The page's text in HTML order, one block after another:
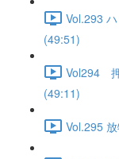
Vol.293
(49:51)
Vol294 押
(49:11)
Vol.295